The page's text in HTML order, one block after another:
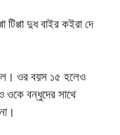
টিপ্পা দুধ বাইর কইরা দে
ওর বয়স ১৫ হলেও
ওকে বন্ধুদের সাথে